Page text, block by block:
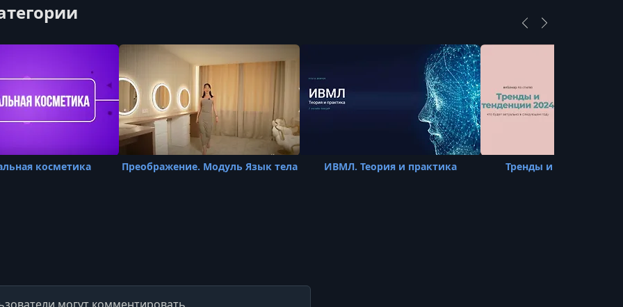
косметика Преображение. Модуль Язык тела ИВМЛ. Теория и практика Тренды и тенденции